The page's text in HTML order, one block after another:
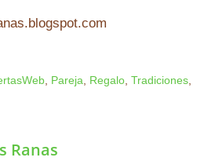
Pareja Regalo Tradiciones
Ranas